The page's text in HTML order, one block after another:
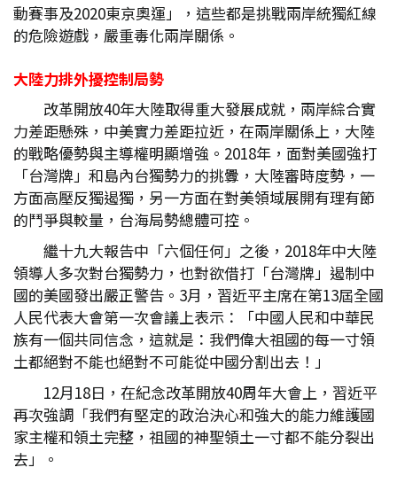
動賽事及2020東京奧運」，這些都是挑戰兩岸統獨紅線
的危險遊戲，嚴重毒化兩岸關係。
大陸力排外擾控制局勢
改革開放40年大陸取得重大發展成就，兩岸綜合實
力差距懸殊，中美實力差距拉近，在兩岸關係上，大陸
的戰略優勢與主導權明顯增強。2018年，面對美國強打
「台灣牌」和島內台獨勢力的挑釁，大陸審時度勢，一
方面高壓反獨遏獨，另一方面在對美領域展開有理有節
的鬥爭與較量，台海局勢總體可控。
繼十九大報告中「六個任何」之後，2018年中大陸
領導人多次對台獨勢力，也對欲借打「台灣牌」遏制中
國的美國發出嚴正警告。3月，習近平主席在第13屆全國
人民代表大會第一次會議上表示：「中國人民和中華民
族有一個共同信念，這就是：我們偉大祖國的每一寸領
土都絕對不能也絕對不可能從中國分割出去！」
12月18日，在紀念改革開放40周年大會上，習近平
再次強調「我們有堅定的政治決心和強大的能力維護國
家主權和領土完整，祖國的神聖領土一寸都不能分裂出
去」。